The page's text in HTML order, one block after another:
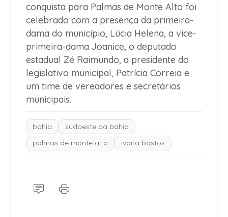
conquista para Palmas de Monte Alto foi
celebrado com a presença da primeira-
dama do município, Lúcia Helena, a vice-
primeira-dama Joanice, o deputado
estadual Zé Raimundo, a presidente do
legislativo municipal, Patrícia Correia e
um time de vereadores e secretários
municipais.
bahia
sudoeste da bahia
palmas de monte alto
ivana bastos